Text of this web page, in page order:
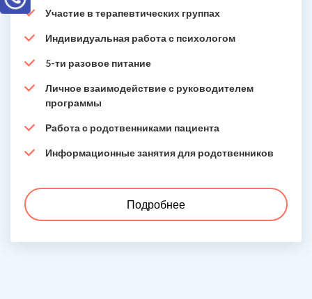
Участие в терапевтических группах
Индивидуальная работа с психологом
5-ти разовое питание
Личное взаимодействие с руководителем
программы
Работа с родственниками пациента
Информационные занятия для родственников
Подробнее